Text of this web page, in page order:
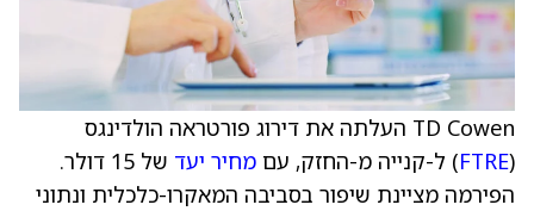
TD Cowen העלתה את דירוג פורטראה הולדינגס
(
FTRE) ל-קנייה מ-החזק, עם מחיר יעד
של 15 דולר.
הפירמה מציינת שיפור בסביבה המאקרו-כלכלית ונתוני